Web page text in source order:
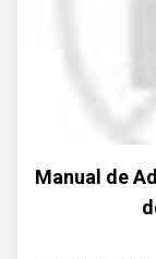
Manual de